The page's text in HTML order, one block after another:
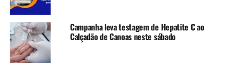
Na região central, um outdoor tombou próximo à esquina
das avenidas Inconfidência com a Guilherme Schell,
perto do viaduto. Ninguém ficou ferido. Houve ainda
danos em imóveis como um portão caído em residência
na Rua dos Metalúrgicos, no Harmonia.
Campanha leva testagem de Hepatite C ao
Calçadão de Canoas neste sábado